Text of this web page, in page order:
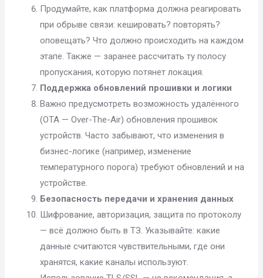
Продумайте, как платформа должна реагировать
при обрыве связи: кешировать? повторять?
оповещать? Что должно происходить на каждом
этапе. Также — заранее рассчитать ту полосу
пропускания, которую потянет локация.
Поддержка обновлений прошивки и логики
Важно предусмотреть возможность удалённого
(OTA — Over-The-Air) обновления прошивок
устройств. Часто забывают, что изменения в
бизнес-логике (например, изменение
температурного порога) требуют обновлений и на
устройстве.
Безопасность передачи и хранения данных
Шифрование, авторизация, защита по протоколу
— всё должно быть в ТЗ. Указывайте: какие
данные считаются чувствительными, где они
хранятся, какие каналы используют.